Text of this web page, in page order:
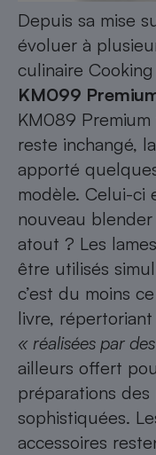
Depuis sa mise
évoluer à
culinaire
KM099
KM089 Premium
reste inchangé,
apporté
modèle. Celui-ci
nouveau
atout ? Les
être utilisés
c’est du moins
livre,
« réalisées par
ailleurs offert
préparations
sophistiquées.
accessoires